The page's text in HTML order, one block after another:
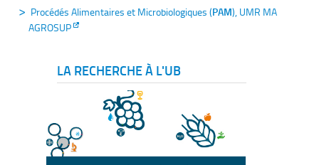
Procédés Alimentaires et Microbiologiques (PAM), UMR MA
AGROSUP
LA RECHERCHE À L'UB